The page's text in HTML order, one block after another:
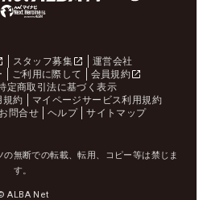
スタッフ募集
運営会社
ご利用に際して
会員規約
定商取引法に基づく表示
規約
マイページサービス利用規約
お問合せ ヘルプ サイトマップ
無断での転載、転用、コピー等は禁じま
す。
ALBA Net